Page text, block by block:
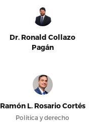
Dr. Ronald Collazo
Pagán
Ramón L. Rosario Cortés
Política y derecho